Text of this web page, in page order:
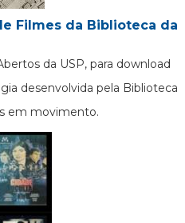
Filmes da Biblioteca da
da USP, para download
desenvolvida pela Biblioteca
em movimento.